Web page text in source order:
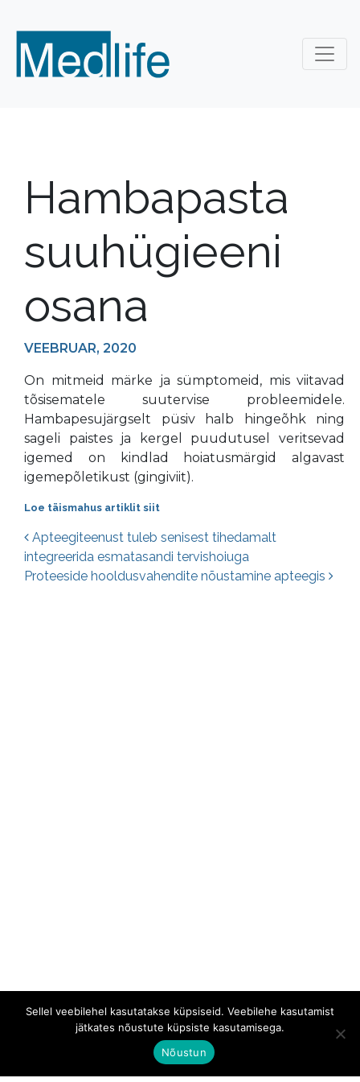
Hambapasta
suuhügieeni
osana
VEEBRUAR, 2020
On mitmeid märke ja sümptomeid, mis viitavad
tõsisematele suutervise probleemidele.
Hambapesujärgselt püsiv halb hingeõhk ning
sageli paistes ja kergel puudutusel veritsevad
igemed on kindlad hoiatusmärgid algavast
igemepõletikust (gingiviit).
Loe täismahus artiklit siit
Postituste navigatsioon
Apteegiteenust tuleb senisest tihedamalt
integreerida esmatasandi tervishoiuga
Proteeside hooldusvahendite nõustamine apteegis
Sellel veebilehel kasutatakse küpsiseid. Veebilehe kasutamist
jätkates nõustute küpsiste kasutamisega.
Nõustun